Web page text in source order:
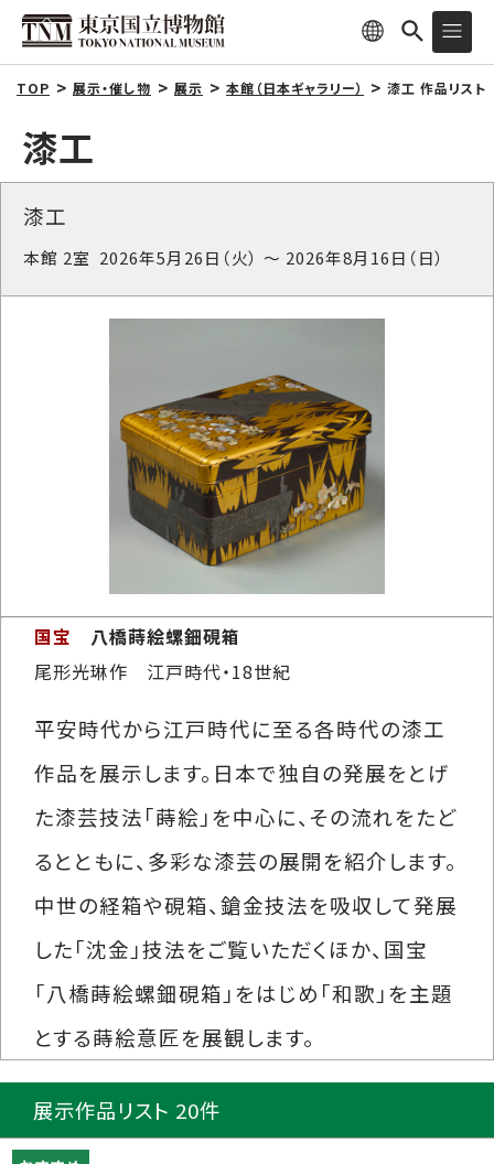
TOP 展示・催し物 展示 本館（日本ギャラリー） 漆工 作品リスト
漆工
漆工
本館 2室 2026年5月26日（火） ～ 2026年8月16日（日）
国宝
八橋蒔絵螺鈿硯箱
尾形光琳作 江戸時代・18世紀
平安時代から江戸時代に至る各時代の漆工
作品を展示します。日本で独自の発展をとげ
た漆芸技法「蒔絵」を中心に、その流れをたど
るとともに、多彩な漆芸の展開を紹介します。
中世の経箱や硯箱、鎗金技法を吸収して発展
した「沈金」技法をご覧いただくほか、国宝
「八橋蒔絵螺鈿硯箱」をはじめ「和歌」を主題
とする蒔絵意匠を展観します。
展示作品リスト 20件